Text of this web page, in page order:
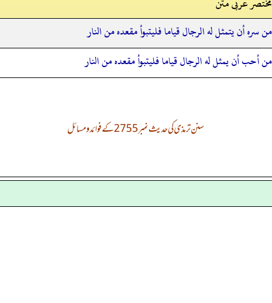
من سره أن يتمثل له الرجال قياما فليتبوأ مقعده من النار
من أحب أن يمثل له الرجال قياما فليتبوأ مقعده من النار
سنن ترمذی کی حدیث نمبر 2755 کے فوائد و مسائل